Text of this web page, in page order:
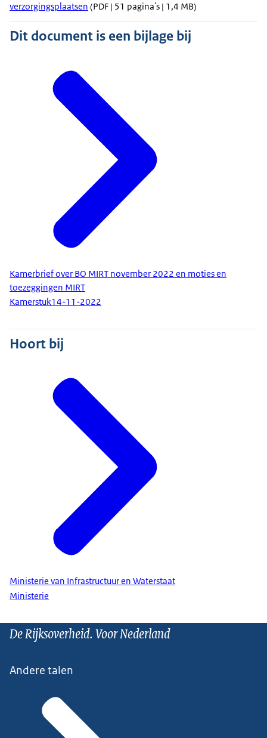
verzorgingsplaatsen (PDF | 51 pagina's | 1,4 MB)
Dit document is een bijlage bij
Kamerbrief over BO MIRT november 2022 en moties en
toezeggingen MIRT
Kamerstuk14-11-2022
Hoort bij
Ministerie van Infrastructuur en Waterstaat
Ministerie
De Rijksoverheid. Voor Nederland
Andere talen